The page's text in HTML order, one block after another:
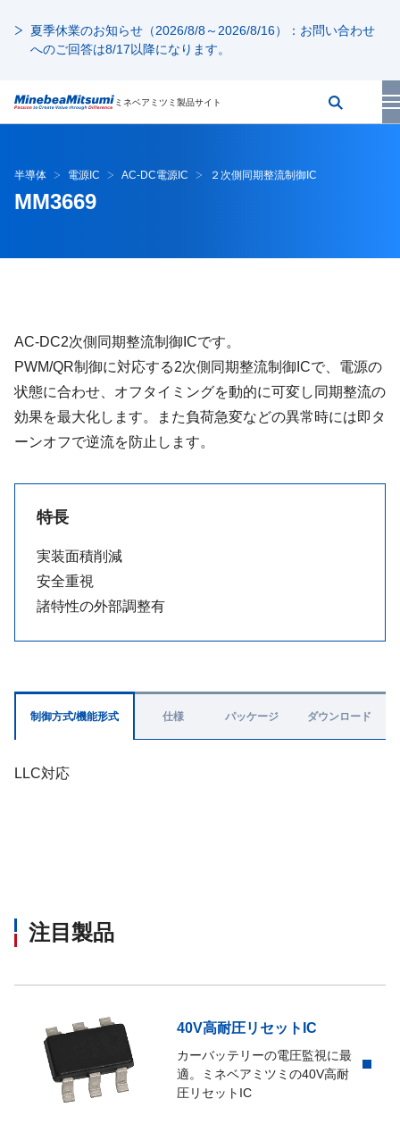
夏季休業のお知らせ（2026/8/8～2026/8/16）：お問い合わせ
へのご回答は8/17以降になります。
ミネベアミツミ製品サイト
半導体 電源IC AC-DC電源IC ２次側同期整流制御IC
MM3669
AC-DC2次側同期整流制御ICです。
PWM/QR制御に対応する2次側同期整流制御ICで、電源の
状態に合わせ、オフタイミングを動的に可変し同期整流の
効果を最大化します。また負荷急変などの異常時には即タ
ーンオフで逆流を防止します。
特長
実装面積削減
安全重視
諸特性の外部調整有
制御方式/機能形式
LLC対応
仕様 パッケージ ダウンロード
注目製品
40V高耐圧リセットIC
カーバッテリーの電圧監視に最
適。ミネベアミツミの40V高耐
圧リセットIC